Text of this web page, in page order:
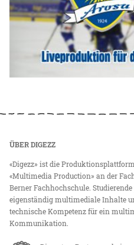
ÜBER DIGEZZ
«Digezz» ist die
«Multimedia Production» an der
Berner Fachhochschule.
eigenständig multimediale Inhalte
technische Kompetenz für ein
Kommunikation.